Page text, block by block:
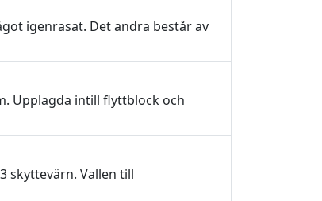
igenrasat. Det andra består av
Upplagda intill flyttblock och
skyttevärn. Vallen till